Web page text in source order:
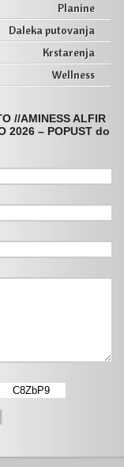
Planine
Daleka putovanja
Krstarenja
Wellness
//AMINESS ALFIR
2026 – POPUST do
C8ZbP9